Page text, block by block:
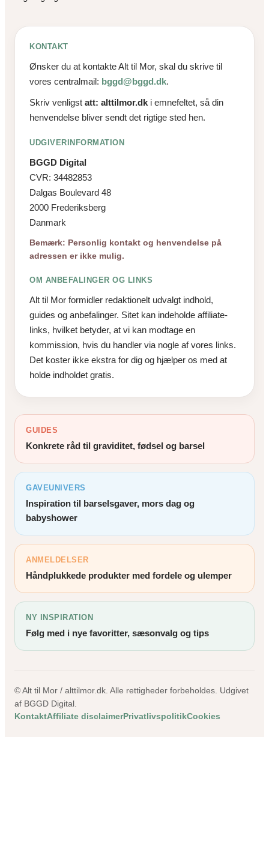
KONTAKT
Ønsker du at kontakte Alt til Mor, skal du skrive til
vores centralmail: bggd@bggd.dk.
Skriv venligst att: alttilmor.dk i emnefeltet, så din
henvendelse bliver sendt det rigtige sted hen.
UDGIVERINFORMATION
BGGD Digital
CVR: 34482853
Dalgas Boulevard 48
2000 Frederiksberg
Danmark
Bemærk: Personlig kontakt og henvendelse på
adressen er ikke mulig.
OM ANBEFALINGER OG LINKS
Alt til Mor formidler redaktionelt udvalgt indhold,
guides og anbefalinger. Sitet kan indeholde affiliate-
links, hvilket betyder, at vi kan modtage en
kommission, hvis du handler via nogle af vores links.
Det koster ikke ekstra for dig og hjælper os med at
holde indholdet gratis.
GUIDES
Konkrete råd til graviditet, fødsel og barsel
GAVEUNIVERS
Inspiration til barselsgaver, mors dag og
babyshower
ANMELDELSER
Håndplukkede produkter med fordele og ulemper
NY INSPIRATION
Følg med i nye favoritter, sæsonvalg og tips
© Alt til Mor / alttilmor.dk. Alle rettigheder forbeholdes. Udgivet
af BGGD Digital.
KontaktAffiliate disclaimerPrivatlivspolitikCookies